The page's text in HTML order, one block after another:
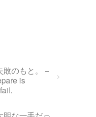
敗のもと。 –
is